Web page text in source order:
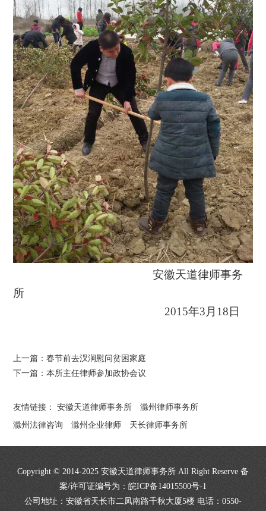
安徽天道律师事务
所
2015年3月 18 日
上一篇：春节前去汊涧慰问贫困家庭
下一篇：本所主任律师参加政协会议
友情链接：安徽天道律师事务所
滁州律师事务所
滁州法律咨询
滁州企业律师 天长律师事务所
Copyright © 2014-2025 安徽天道律师事务所 All Right Reserve 备
案/许可证编号为： 皖ICP备14015500号-1
公司地址：安徽省天长市二凤南路千秋大厦5楼 电话：0550-